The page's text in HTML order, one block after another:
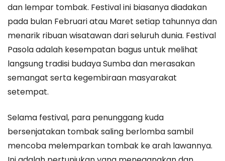
dan lempar tombak. Festival ini biasanya diadakan
pada bulan Februari atau Maret setiap tahunnya dan
menarik ribuan wisatawan dari seluruh dunia. Festival
Pasola adalah kesempatan bagus untuk melihat
langsung tradisi budaya Sumba dan merasakan
semangat serta kegembiraan masyarakat
setempat.
Selama festival, para penunggang kuda
bersenjatakan tombak saling berlomba sambil
mencoba melemparkan tombak ke arah lawannya.